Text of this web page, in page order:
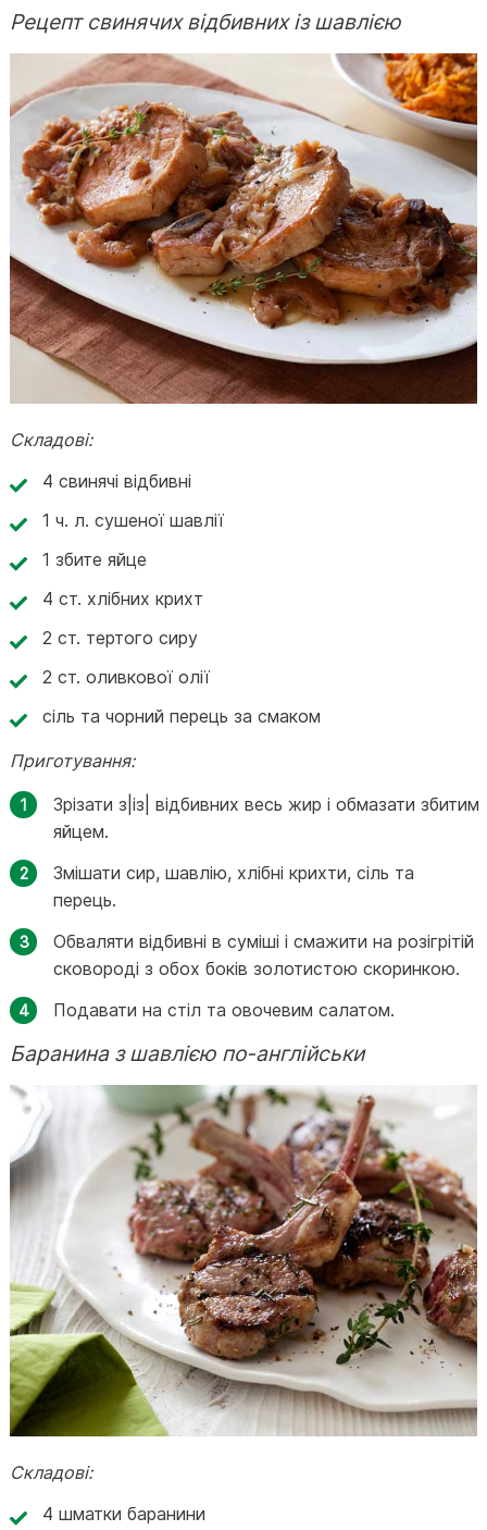
Рецепт свинячих відбивних із шавлією
Складові:
4 свинячі відбивні
1 ч. л. сушеної шавлії
1 збите яйце
4 ст. хлібних крихт
2 ст. тертого сиру
2 ст. оливкової олії
сіль та чорний перець за смаком
Приготування:
Зрізати з|із| відбивних весь жир і обмазати збитим
яйцем.
Змішати сир, шавлію, хлібні крихти, сіль та
перець.
Обваляти відбивні в суміші і смажити на розігрітій
сковороді з обох боків золотистою скоринкою.
Подавати на стіл та овочевим салатом.
Баранина з шавлією по-англійськи
Складові:
4 шматки баранини